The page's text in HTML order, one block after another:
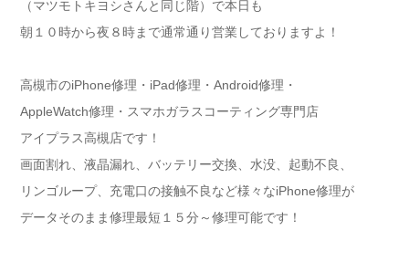
（マツモトキヨシさんと同じ階）で本日も
朝１０時から夜８時まで通常通り営業しておりますよ！
高槻市のiPhone修理・iPad修理・Android修理・
AppleWatch修理・スマホガラスコーティング専門店
アイプラス高槻店です！
画面割れ、液晶漏れ、バッテリー交換、水没、起動不良、
リンゴループ、充電口の接触不良など様々なiPhone修理が
データそのまま修理最短１５分～修理可能です！